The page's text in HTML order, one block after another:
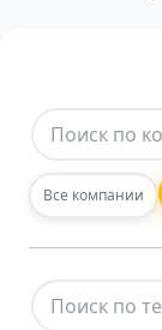
Все компании